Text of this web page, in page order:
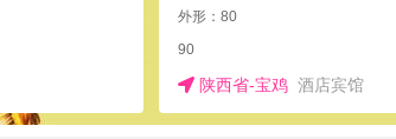
外形：80
90
陕西省-宝鸡 酒店宾馆